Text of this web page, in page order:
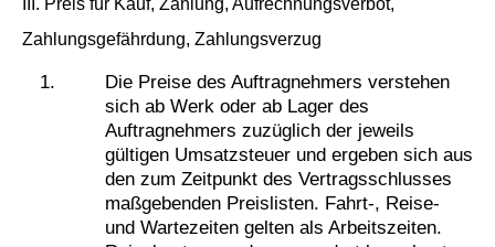
III. Preis für Kauf, Zahlung, Aufrechnungsverbot,
Zahlungsgefährdung, Zahlungsverzug
Die Preise des Auftragnehmers verstehen
sich ab Werk oder ab Lager des
Auftragnehmers zuzüglich der jeweils
gültigen Umsatzsteuer und ergeben sich aus
den zum Zeitpunkt des Vertragsschlusses
maßgebenden Preislisten. Fahrt-, Reise-
und Wartezeiten gelten als Arbeitszeiten.